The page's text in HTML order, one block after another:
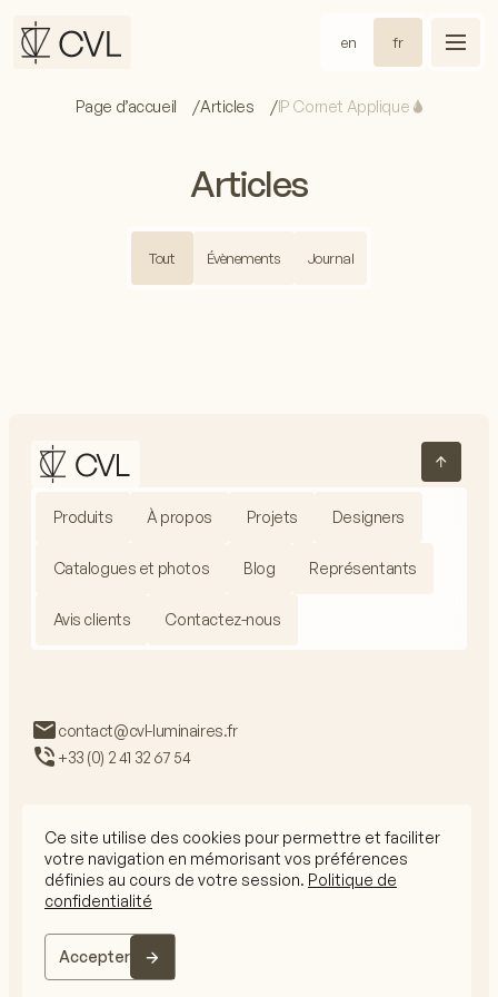
Ce site utilise des cookies pour permettre et faciliter
votre navigation en mémorisant vos préférences
définies au cours de votre session. Politique de
confidentialité
Accepter
en fr
Page d’accueil Articles IP Cornet Applique 🌢
Articles
Tout Évènements Journal
Produits À propos Projets Designers
Catalogues et photos Blog Représentants
Avis clients Contactez-nous
contact@cvl-luminaires.fr
+33 (0) 2 41 32 67 54
© 2026 CVL Tous droits réservés
RGPD
Mentions légales
Le site internet est conçu par